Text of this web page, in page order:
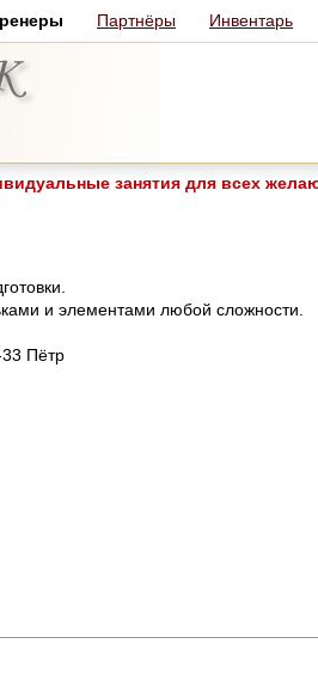
Партнёры Инвентарь
занятия для всех
и элементами любой сложности.
Пётр